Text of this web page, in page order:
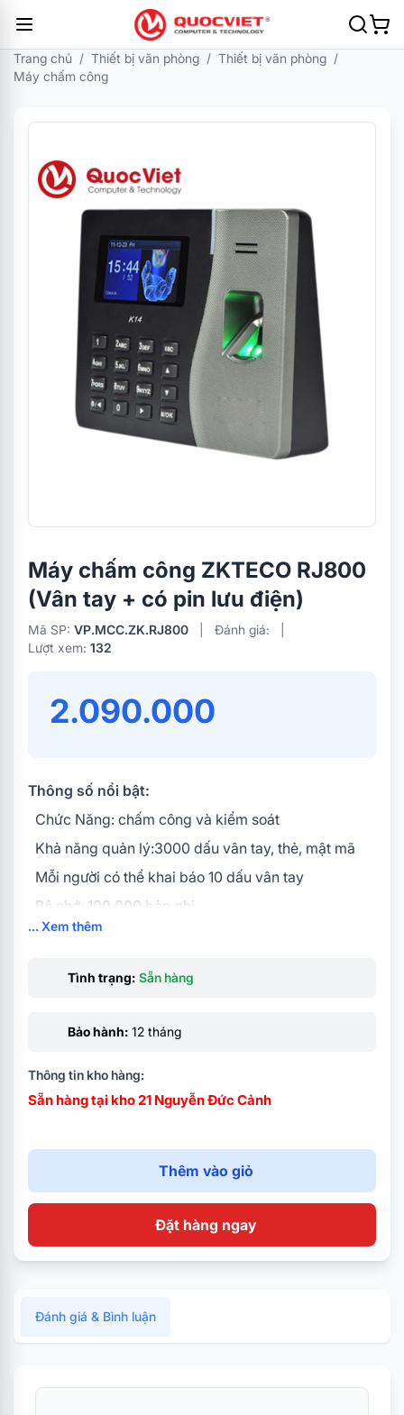
Trang chủ / Thiết bị văn phòng / Thiết bị văn phòng /
Máy chấm công
Máy chấm công ZKTECO RJ800
(Vân tay + có pin lưu điện)
Mã SP: VP.MCC.ZK.RJ800 Đánh giá:
Lượt xem: 132
2.090.000
Thông số nổi bật:
Chức Năng: chấm công và kiểm soát
Khả năng quản lý:3000 dấu vân tay, thẻ, mật mã
Mỗi người có thể khai báo 10 dấu vân tay
Bộ nhớ: 100.000 bản ghi
Giao tiếp : TCP/IP
... Xem thêm
Tình trạng: Sẵn hàng
Bảo hành: 12 tháng
Thông tin kho hàng:
Sẵn hàng tại kho 21 Nguyễn Đức Cảnh
Thêm vào giỏ
Đặt hàng ngay
Đánh giá & Bình luận